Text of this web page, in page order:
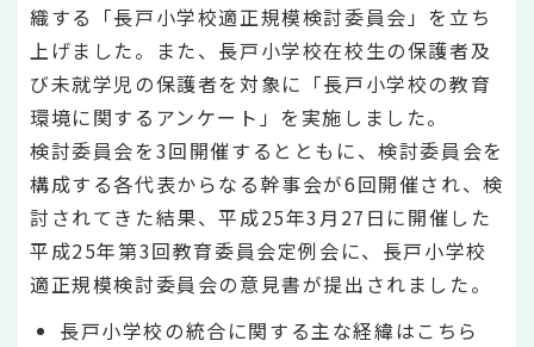
織する「長戸小学校適正規模検討委員会」を立ち
上げました。また、長戸小学校在校生の保護者及
び未就学児の保護者を対象に「長戸小学校の教育
環境に関するアンケート」を実施しました。
検討委員会を3回開催するとともに、検討委員会を
構成する各代表からなる幹事会が6回開催され、検
討されてきた結果、平成25年3月27日に開催した
平成25年第3回教育委員会定例会に、長戸小学校
適正規模検討委員会の意見書が提出されました。
長戸小学校の統合に関する主な経緯はこちら